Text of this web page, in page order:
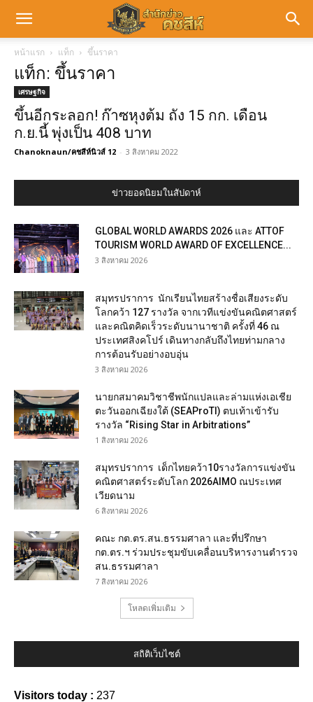
หน้าแรก แท็ก ขึ้นราคา
แท็ก: ขึ้นราคา
เศรษฐกิจ
ขึ้นอีกระลอก! ก๊าซหุงต้ม ถัง 15 กก. เดือน
ก.ย.นี้ พุ่งเป็น 408 บาท
Chanoknaun/คชสีห์นิวส์ 12 - 3 สิงหาคม 2022
ข่าวยอดนิยมในสัปดาห์
GLOBAL WORLD AWARDS 2026 และ ATTOF
TOURISM WORLD AWARD OF EXCELLENCE...
3 สิงหาคม 2026
สมุทรปราการ นักเรียนไทยสร้างชื่อเสียงระดับ
โลกคว้า 127 รางวัล จากเวทีแข่งขันคณิตศาสตร์
และคณิตคิดเร็วระดับนานาชาติ ครั้งที่ 46 ณ
ประเทศสิงคโปร์ เดินทางกลับถึงไทยท่ามกลาง
การต้อนรับอย่างอบอุ่น
3 สิงหาคม 2026
นายกสมาคมวิชาชีพนักแปลและล่ามแห่งเอเชีย
ตะวันออกเฉียงใต้ (SEAProTI) ตบเท้าเข้ารับ
รางวัล “Rising Star in Arbitrations”
1 สิงหาคม 2026
สมุทรปราการ เด็กไทยคว้า10รางวัลการแข่งขัน
คณิตศาสตร์ระดับโลก 2026AIMO ณประเทศ
เวียดนาม
6 สิงหาคม 2026
คณะ กต.ตร.สน.ธรรมศาลา และที่ปรึกษา
กต.ตร.ฯ ร่วมประชุมขับเคลื่อนบริหารงานตำรวจ
สน.ธรรมศาลา
7 สิงหาคม 2026
โหลดเพิ่มเติม
สถิติเว็บไซต์
Visitors today : 237